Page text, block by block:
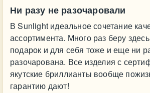
Ни разу не разочаровали
В Sunlight идеальное сочетание
ассортимента. Много раз беру
подарок и для себя тоже и еще ни
разочарована. Все изделия с
якутские бриллианты вообще
гарантию дают!